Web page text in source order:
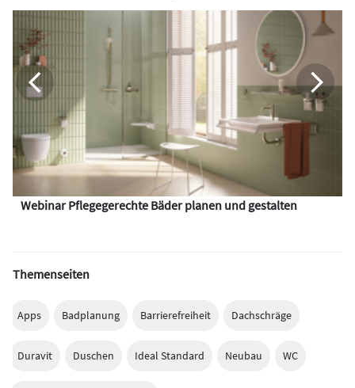
Webinar Pflegegerechte Bäder planen und gestalten
Themenseiten
Apps Badplanung Barrierefreiheit Dachschräge
Duravit Duschen Ideal Standard Neubau WC